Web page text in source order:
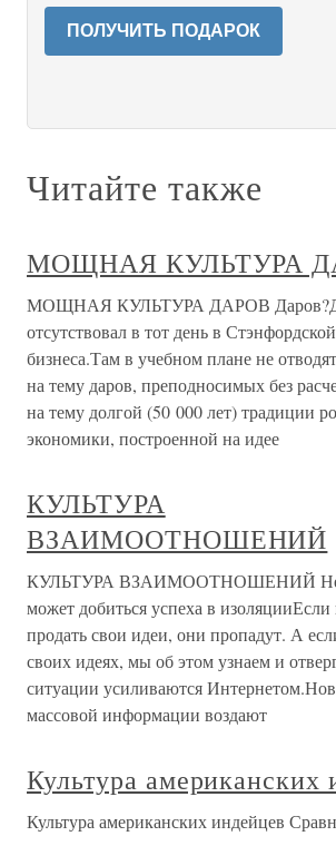
ПОЛУЧИТЬ ПОДАРОК
Читайте также
МОЩНАЯ КУЛЬТУРА
МОЩНАЯ КУЛЬТУРА ДАРОВ
отсутствовал в тот день в
бизнеса.Там в учебном плане не
на тему даров, преподносимых без
на тему долгой (50 000 лет) традиции
экономики, построенной на идее
КУЛЬТУРА
ВЗАИМООТНОШЕНИЙ
КУЛЬТУРА ВЗАИМООТНОШЕНИЙ
может добиться успеха в
продать свои идеи, они пропадут. А
своих идеях, мы об этом узнаем и
ситуации усиливаются
массовой информации воздают
Культура американских
Культура американских индейцев